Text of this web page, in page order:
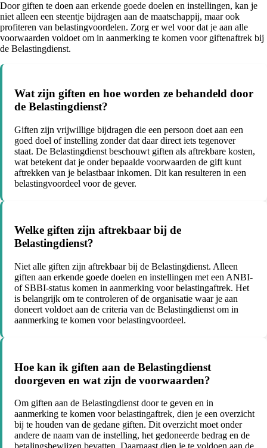
Door giften te doen aan erkende goede doelen en instellingen, kan je
niet alleen een steentje bijdragen aan de maatschappij, maar ook
profiteren van belastingvoordelen. Zorg er wel voor dat je aan alle
voorwaarden voldoet om in aanmerking te komen voor giftenaftrek bij
de Belastingdienst.
Wat zijn giften en hoe worden ze behandeld door
de Belastingdienst?
Giften zijn vrijwillige bijdragen die een persoon doet aan een
goed doel of instelling zonder dat daar direct iets tegenover
staat. De Belastingdienst beschouwt giften als aftrekbare kosten,
wat betekent dat je onder bepaalde voorwaarden de gift kunt
aftrekken van je belastbaar inkomen. Dit kan resulteren in een
belastingvoordeel voor de gever.
Welke giften zijn aftrekbaar bij de
Belastingdienst?
Niet alle giften zijn aftrekbaar bij de Belastingdienst. Alleen
giften aan erkende goede doelen en instellingen met een ANBI-
of SBBI-status komen in aanmerking voor belastingaftrek. Het
is belangrijk om te controleren of de organisatie waar je aan
doneert voldoet aan de criteria van de Belastingdienst om in
aanmerking te komen voor belastingvoordeel.
Hoe kan ik giften aan de Belastingdienst
doorgeven en wat zijn de voorwaarden?
Om giften aan de Belastingdienst door te geven en in
aanmerking te komen voor belastingaftrek, dien je een overzicht
bij te houden van de gedane giften. Dit overzicht moet onder
andere de naam van de instelling, het gedoneerde bedrag en de